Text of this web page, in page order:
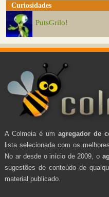
Curiosidades
PutsGrilo!
A Colmeia é um agregador de
lista selecionada com os
No ar desde o início de 2009, o
sugestões de conteúdo de
material publicado.